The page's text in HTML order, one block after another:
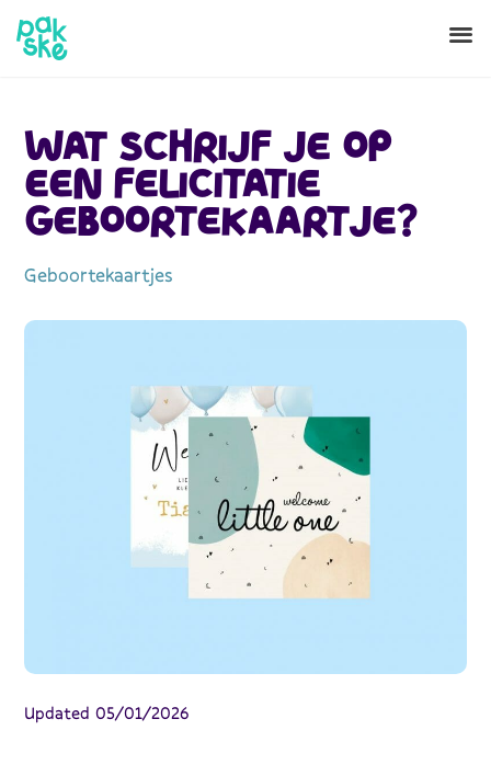
WAT SCHRIJF JE OP
EEN FELICITATIE
GEBOORTEKAARTJE?
Geboortekaartjes
Updated 05/01/2026